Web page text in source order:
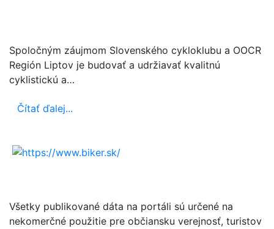
Spoločným záujmom Slovenského cykloklubu a OOCR
Región Liptov je budovať a udržiavať kvalitnú
cyklistickú a…
Čítať ďalej...
Všetky publikované dáta na portáli sú určené na
nekomerčné použitie pre občiansku verejnosť, turistov